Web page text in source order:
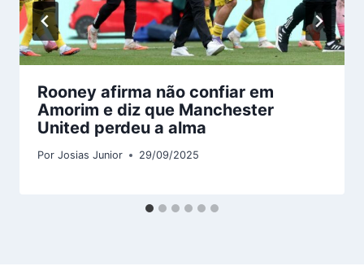
Rooney afirma não confiar em
Amorim e diz que Manchester
United perdeu a alma
Por Josias Junior 29/09/2025